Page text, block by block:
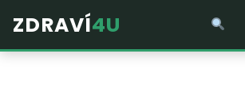
ZDRAVÍ4U